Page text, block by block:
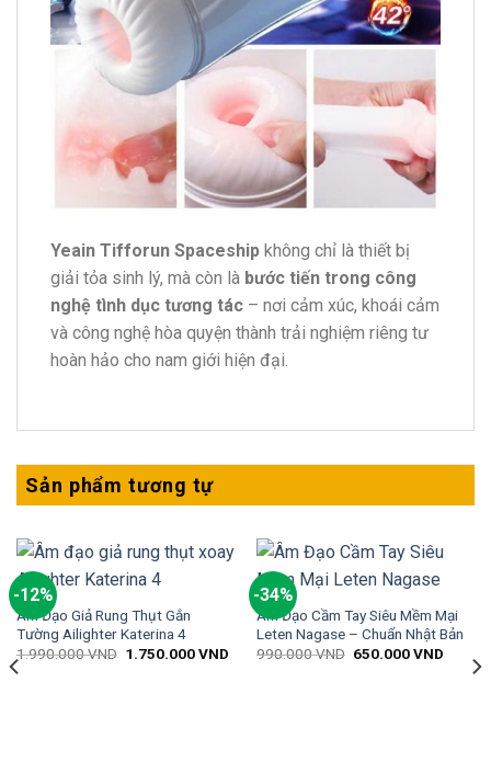
Yeain Tifforun Spaceship không chỉ là thiết bị
giải tỏa sinh lý, mà còn là bước tiến trong công
nghệ tình dục tương tác – nơi cảm xúc, khoái cảm
và công nghệ hòa quyện thành trải nghiệm riêng tư
hoàn hảo cho nam giới hiện đại.
Sản phẩm tương tự
-12%
Âm Đạo Giả Rung Thụt Gắn
Tường Ailighter Katerina 4
1.990.000VND 1.750.000VND
-34%
Âm Đạo Cầm Tay Siêu Mềm Mại
Leten Nagase – Chuẩn Nhật Bản
990.000VND 650.000VND